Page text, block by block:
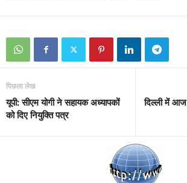
पिछला लेख
यूपी: सीएम योगी ने सहायक अध्यापकों
को दिए नियुक्ति पत्र
दिल्ली में आज